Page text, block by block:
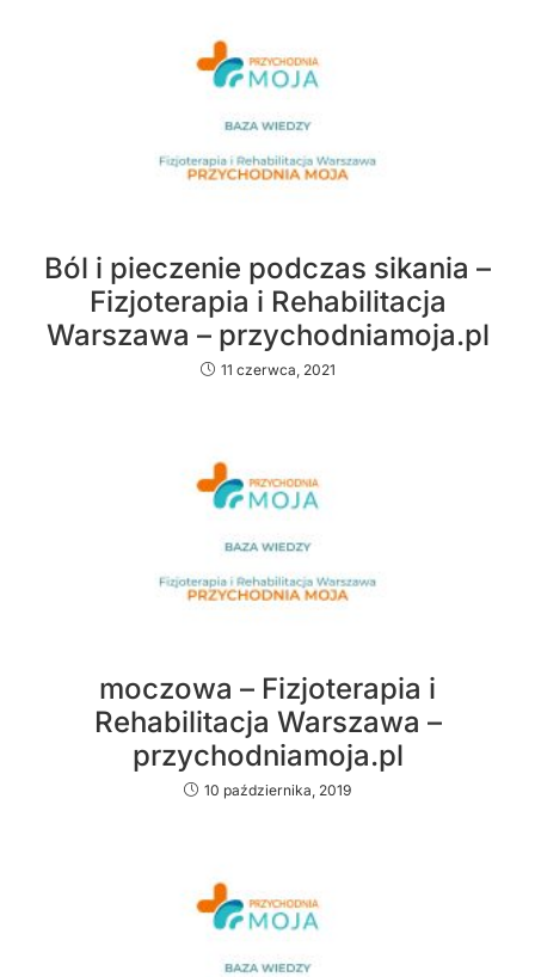
Ból i pieczenie podczas sikania –
Fizjoterapia i Rehabilitacja
Warszawa – przychodniamoja.pl
11 czerwca, 2021
moczowa – Fizjoterapia i
Rehabilitacja Warszawa –
przychodniamoja.pl
10 października, 2019